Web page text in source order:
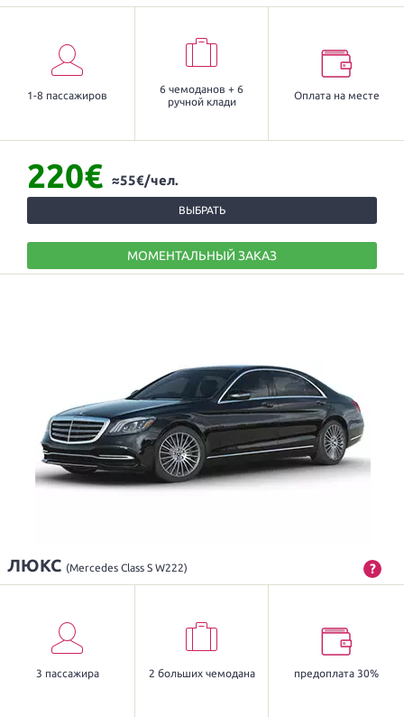
1-8 пассажиров
6 чемоданов + 6
ручной клади
Оплата на месте
220€ ≈55€/чел.
ВЫБРАТЬ
МОМЕНТАЛЬНЫЙ ЗАКАЗ
ЛЮКС (Mercedes Class S W222) ?
3 пассажира 2 больших чемодана предоплата 30%